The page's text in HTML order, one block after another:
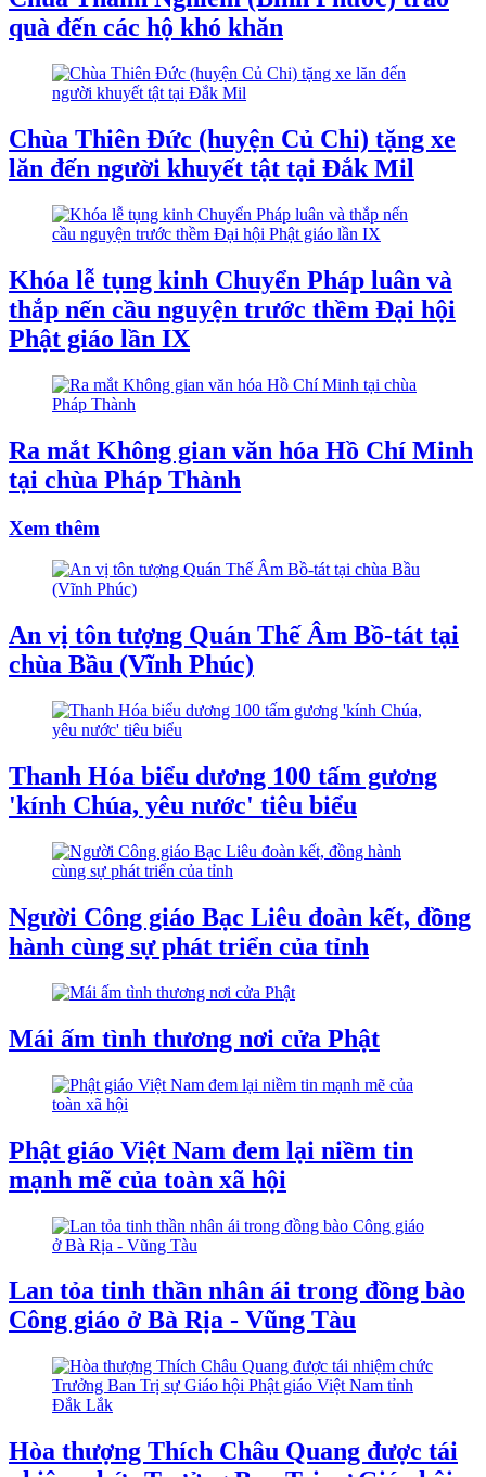
quà đến các hộ khó khăn
Chùa Thiên Đức (huyện Củ Chi) tặng xe
lăn đến người khuyết tật tại Đắk Mil
Khóa lễ tụng kinh Chuyển Pháp luân và
thắp nến cầu nguyện trước thềm Đại hội
Phật giáo lần IX
Ra mắt Không gian văn hóa Hồ Chí Minh
tại chùa Pháp Thành
Xem thêm
An vị tôn tượng Quán Thế Âm Bồ-tát tại
chùa Bầu (Vĩnh Phúc)
Thanh Hóa biểu dương 100 tấm gương
'kính Chúa, yêu nước' tiêu biểu
Người Công giáo Bạc Liêu đoàn kết, đồng
hành cùng sự phát triển của tỉnh
Mái ấm tình thương nơi cửa Phật
Phật giáo Việt Nam đem lại niềm tin
mạnh mẽ của toàn xã hội
Lan tỏa tinh thần nhân ái trong đồng bào
Công giáo ở Bà Rịa - Vũng Tàu
Hòa thượng Thích Châu Quang được tái